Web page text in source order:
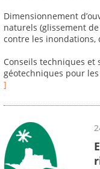
Dimensionnement
naturels (glissement
contre les inondations,
Conseils techniques
géotechniques pour
]